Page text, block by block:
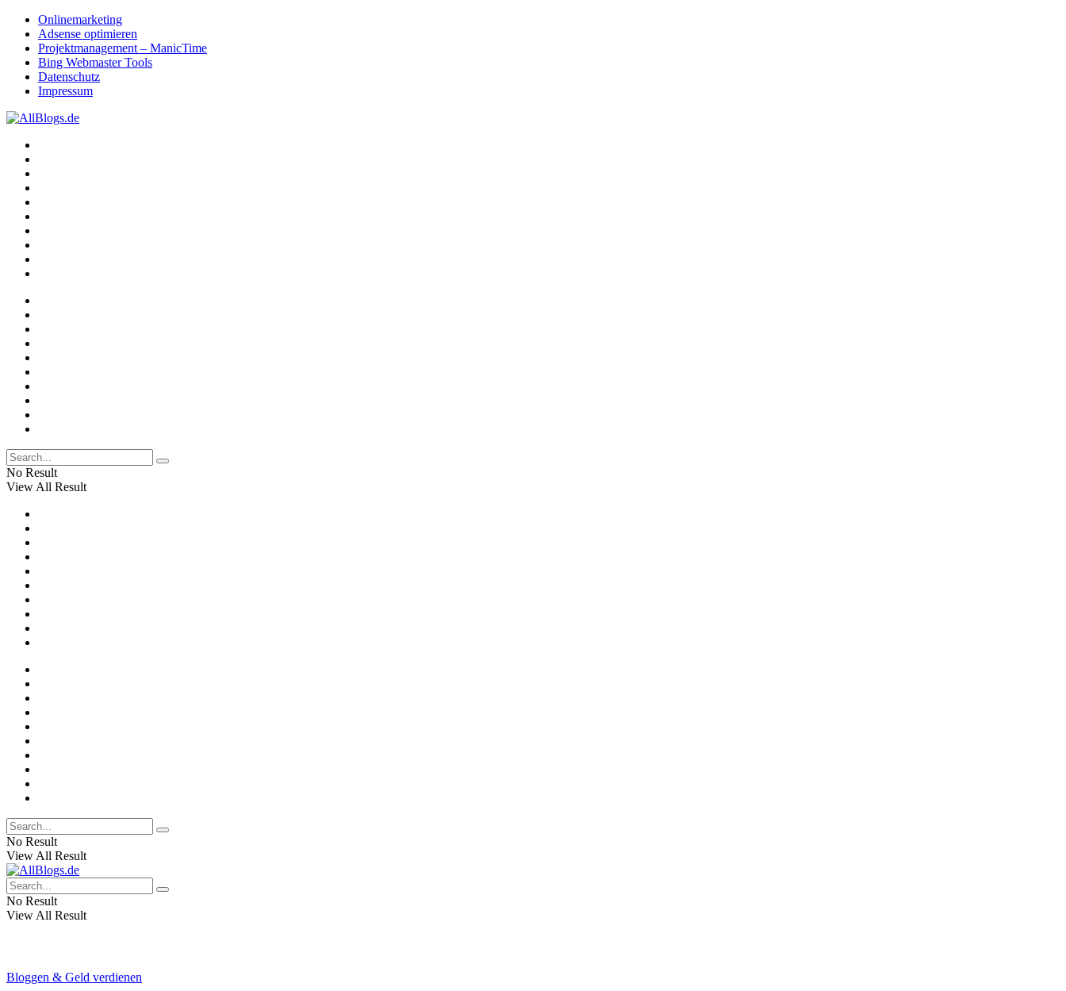
Onlinemarketing
Adsense optimieren
Projektmanagement – ManicTime
Bing Webmaster Tools
Datenschutz
Impressum
No Result
View All Result
No Result
View All Result
No Result
View All Result
Bloggen & Geld verdienen